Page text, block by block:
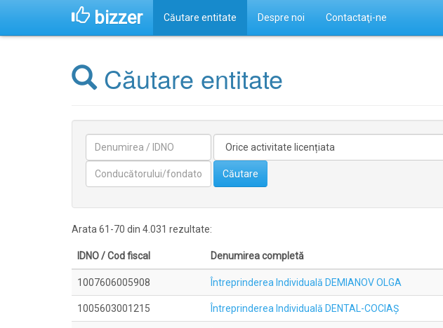
bizzer Căutare entitate Despre noi Contactaţi-ne
Căutare entitate
licentiata
Căutare
Arata 61-70 din 4.031 rezultate:
IDNO / Cod fiscal Denumirea completă
1007606005908 Întreprinderea Individuală DEMIANOV OLGA
1005603001215 Întreprinderea Individuală DENTAL-COCIAŞ